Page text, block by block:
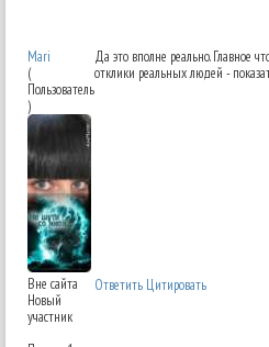
Mari
(
Пользователь
)
Вне сайта
Новый
участник
Да это вполне реально. Главное
отклики реальных людей -
Ответить Цитировать